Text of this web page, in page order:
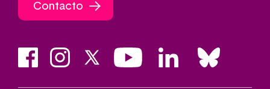
Contacto